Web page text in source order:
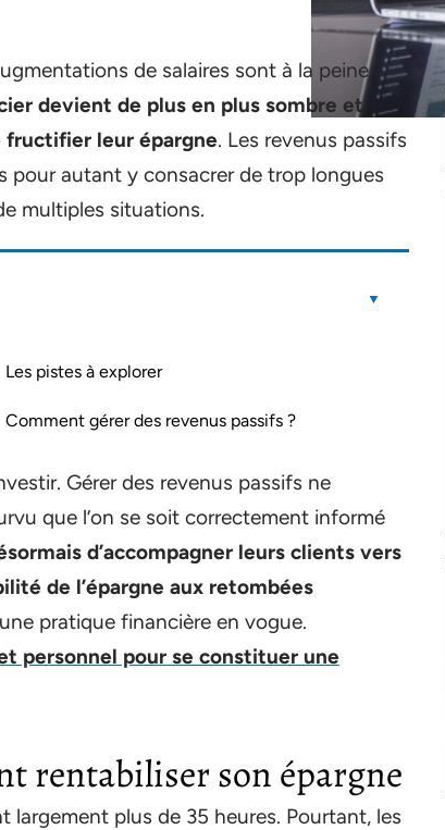
de salaires sont à la peine.
devient de plus en plus sombre et
fructifier leur épargne. Les revenus passifs
pour autant y consacrer de trop longues
multiples situations.
Les pistes à explorer
Comment gérer des revenus passifs ?
Gérer des revenus passifs ne
que l’on se soit correctement informé
d’accompagner leurs clients vers
de l’épargne aux retombées
pratique financière en vogue.
personnel pour se constituer une
rentabiliser son épargne
largement plus de 35 heures. Pourtant, les